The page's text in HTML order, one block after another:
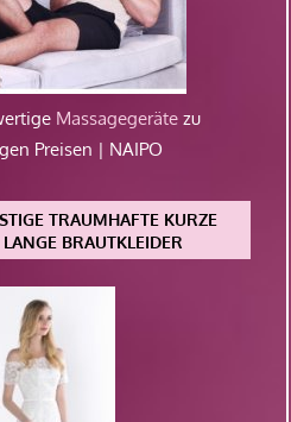
Massagegeräte zu
Preisen | NAIPO
TRAUMHAFTE KURZE
BRAUTKLEIDER